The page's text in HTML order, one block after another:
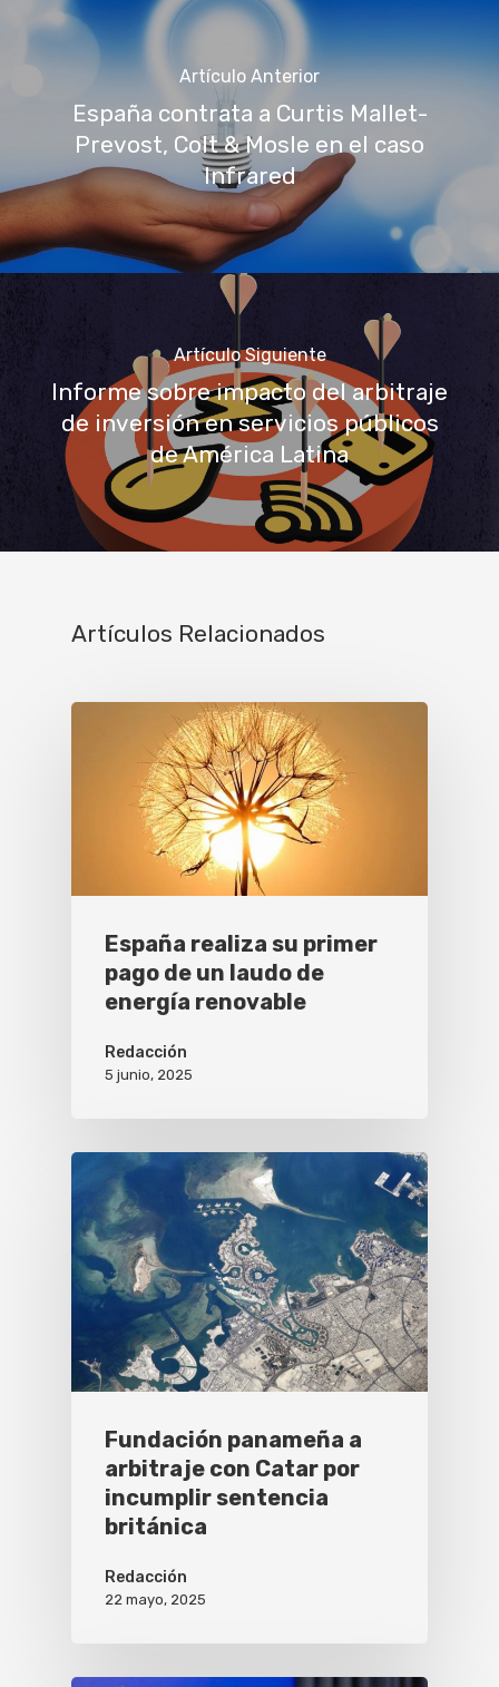
Artículo Anterior
España contrata a Curtis Mallet-
Prevost, Colt & Mosle en el caso
Infrared
Artículo Siguiente
Informe sobre impacto del arbitraje
de inversión en servicios públicos
de América Latina
Artículos Relacionados
España realiza su primer
pago de un laudo de
energía renovable
Redacción
5 junio, 2025
Fundación panameña a
arbitraje con Catar por
incumplir sentencia
británica
Redacción
22 mayo, 2025